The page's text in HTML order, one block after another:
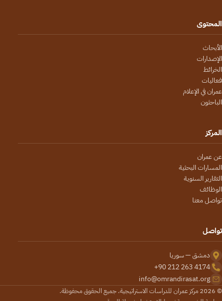
المحتوى
الأبحاث
الإصدارات
الخرائط
فعاليات
عمران في الإعلام
الباحثون
المركز
عن عمران
المسارات البحثية
التقارير السنوية
الوظائف
تواصل معنا
تواصل
دمشق — سوريا
+90 212 263 4174
info@omrandirasat.org
© 2026 مركز عمران للدراسات الاستراتيجية. جميع الحقوق محفوظة.